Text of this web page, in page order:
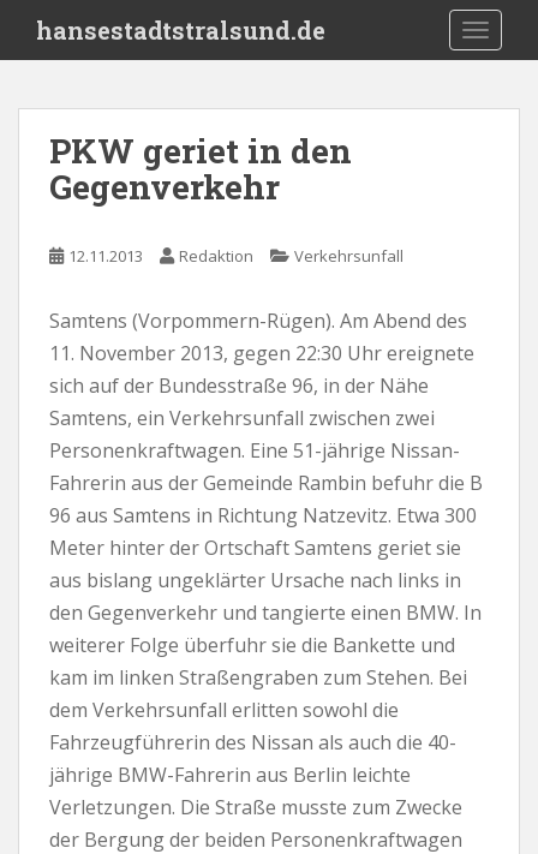
i
hansestadtstralsund.de
PKW geriet in den
Gegenverkehr
12.11.2013 Redaktion Verkehrsunfall
Samtens (Vorpommern-Rügen). Am Abend des
11. November 2013, gegen 22:30 Uhr ereignete
sich auf der Bundesstraße 96, in der Nähe
Samtens, ein Verkehrsunfall zwischen zwei
Personenkraftwagen. Eine 51-jährige Nissan-
Fahrerin aus der Gemeinde Rambin befuhr die B
96 aus Samtens in Richtung Natzevitz. Etwa 300
Meter hinter der Ortschaft Samtens geriet sie
aus bislang ungeklärter Ursache nach links in
den Gegenverkehr und tangierte einen BMW. In
weiterer Folge überfuhr sie die Bankette und
kam im linken Straßengraben zum Stehen. Bei
dem Verkehrsunfall erlitten sowohl die
Fahrzeugführerin des Nissan als auch die 40-
jährige BMW-Fahrerin aus Berlin leichte
Verletzungen. Die Straße musste zum Zwecke
der Bergung der beiden Personenkraftwagen